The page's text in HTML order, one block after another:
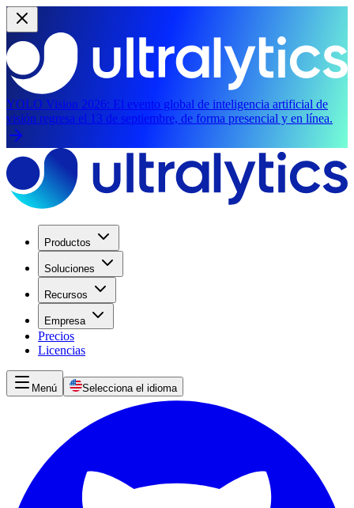
YOLO Vision 2026: El evento global de inteligencia artificial de
visión regresa el 13 de septiembre, de forma presencial y en línea.
Productos
Soluciones
Recursos
Empresa
Precios
Licencias
Menú Selecciona el idioma